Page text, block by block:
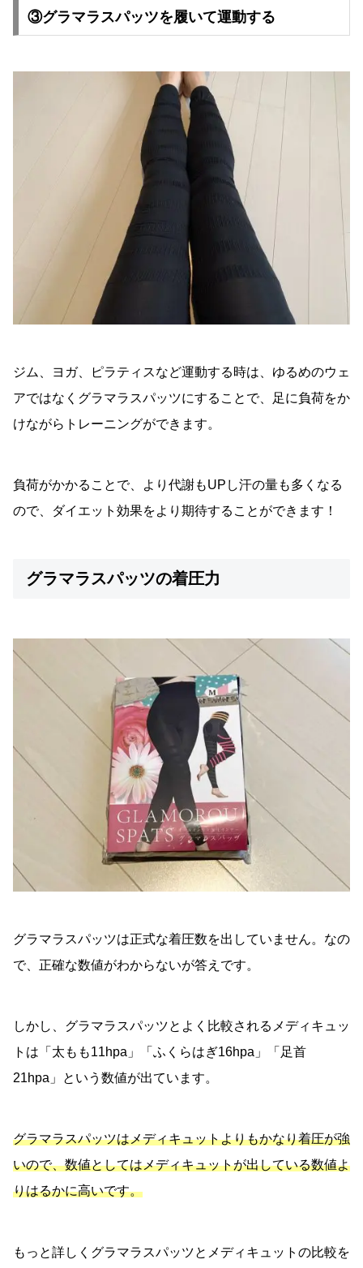
③グラマラスパッツを履いて運動する
ジム、ヨガ、ピラティスなど運動する時は、ゆるめのウェ
アではなくグラマラスパッツにすることで、足に負荷をか
けながらトレーニングができます。
負荷がかかることで、より代謝もUPし汗の量も多くなる
ので、ダイエット効果をより期待することができます！
グラマラスパッツの着圧力
グラマラスパッツは正式な着圧数を出していません。なの
で、正確な数値がわからないが答えです。
しかし、グラマラスパッツとよく比較されるメディキュッ
トは「太もも11hpa」「ふくらはぎ16hpa」「足首
21hpa」という数値が出ています。
グラマラスパッツはメディキュットよりもかなり着圧が強
いので、数値としてはメディキュットが出している数値よ
りはるかに高いです。
もっと詳しくグラマラスパッツとメディキュットの比較を